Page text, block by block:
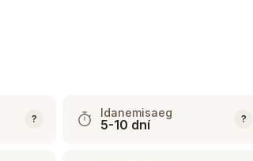
? Idanemisaeg
5-10 dní ?